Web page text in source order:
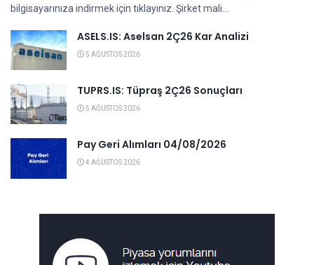
bilgisayarınıza indirmek için tıklayınız. Şirket mali...
ASELS.IS: Aselsan 2Ç26 Kar Analizi
5 AĞUSTOS 2026
TUPRS.IS: Tüpraş 2Ç26 Sonuçları
5 AĞUSTOS 2026
Pay Geri Alımları 04/08/2026
4 AĞUSTOS 2026